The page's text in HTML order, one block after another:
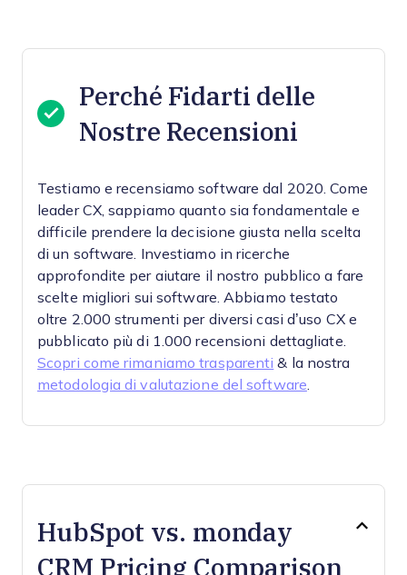
Perché Fidarti delle
Nostre Recensioni
Testiamo e recensiamo software dal 2020. Come
leader CX, sappiamo quanto sia fondamentale e
difficile prendere la decisione giusta nella scelta
di un software. Investiamo in ricerche
approfondite per aiutare il nostro pubblico a fare
scelte migliori sui software. Abbiamo testato
oltre 2.000 strumenti per diversi casi d’uso CX e
pubblicato più di 1.000 recensioni dettagliate.
Scopri come rimaniamo trasparenti & la nostra
metodologia di valutazione del software
HubSpot vs. monday
CRM Pricing Comparison